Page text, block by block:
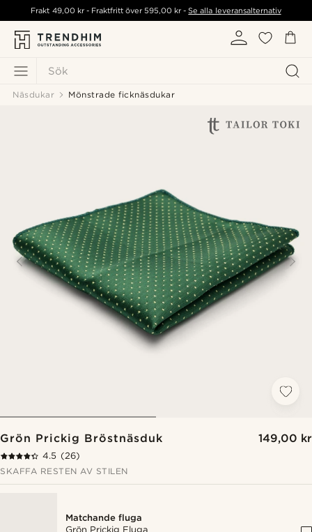
Sök
Frakt 49,00 kr- Fraktfritt över595,00 kr -Se alla leveransalternativ
Näsdukar Mönstrade ficknäsdukar
Grön Prickig Bröstnäsduk 149,00 kr
4.5 (26)
SKAFFA RESTEN AV STILEN
Matchande fluga
Grön Prickig Fluga